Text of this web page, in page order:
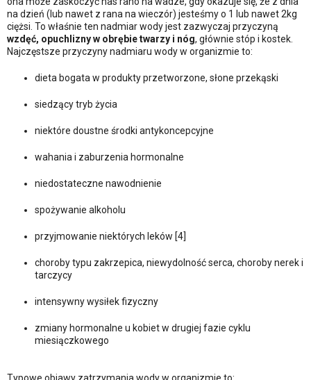
na dzień (lub nawet z rana na wieczór) jesteśmy o 1 lub nawet 2kg
ciężsi. To właśnie ten nadmiar wody jest zazwyczaj przyczyną
wzdęć, opuchlizny w obrębie twarzy i nóg, głównie stóp i kostek.
Najczęstsze przyczyny nadmiaru wody w organizmie to:
dieta bogata w produkty przetworzone, słone przekąski
siedzący tryb życia
niektóre doustne środki antykoncepcyjne
wahania i zaburzenia hormonalne
niedostateczne nawodnienie
spożywanie alkoholu
przyjmowanie niektórych leków [4]
choroby typu zakrzepica, niewydolność serca, choroby nerek i
tarczycy
intensywny wysiłek fizyczny
zmiany hormonalne u kobiet w drugiej fazie cyklu
miesiączkowego